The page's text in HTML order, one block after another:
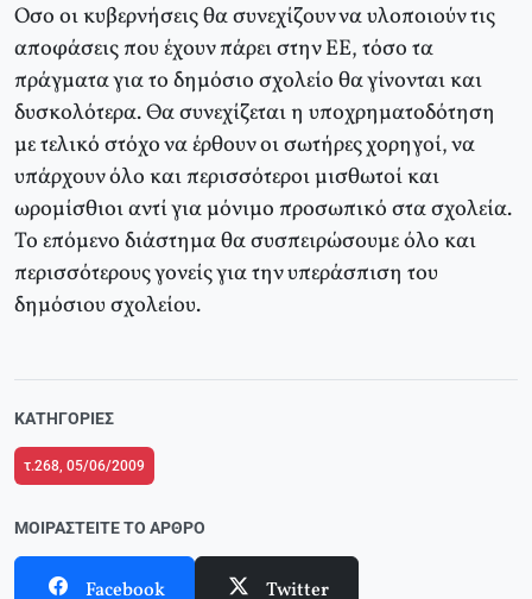
Οσο οι κυβερνήσεις θα συνεχίζουν να υλοποιούν τις
αποφάσεις που έχουν πάρει στην ΕΕ, τόσο τα
πράγματα για το δημόσιο σχολείο θα γίνονται και
δυσκολότερα. Θα συνεχίζεται η υποχρηματοδότηση
με τελικό στόχο να έρθουν οι σωτήρες χορηγοί, να
υπάρχουν όλο και περισσότεροι μισθωτοί και
ωρομίσθιοι αντί για μόνιμο προσωπικό στα σχολεία.
Το επόμενο διάστημα θα συσπειρώσουμε όλο και
περισσότερους γονείς για την υπεράσπιση του
δημόσιου σχολείου.
ΚΑΤΗΓΟΡΊΕΣ
τ.268, 05/06/2009
ΜΟΙΡΑΣΤΕΊΤΕ ΤΟ ΆΡΘΡΟ
Facebook Twitter